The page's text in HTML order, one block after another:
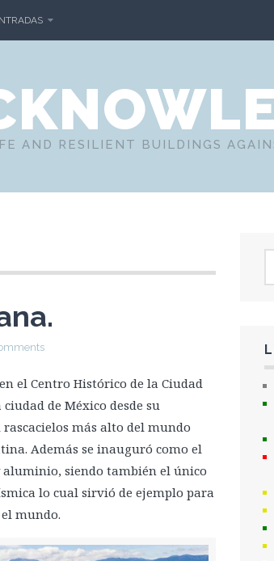
AND RESILIENT BUILDINGS
el Centro Histórico de la Ciudad
de México desde su
más alto del mundo
Además se inauguró como el
siendo también el único
lo cual sirvió de ejemplo para
mundo.